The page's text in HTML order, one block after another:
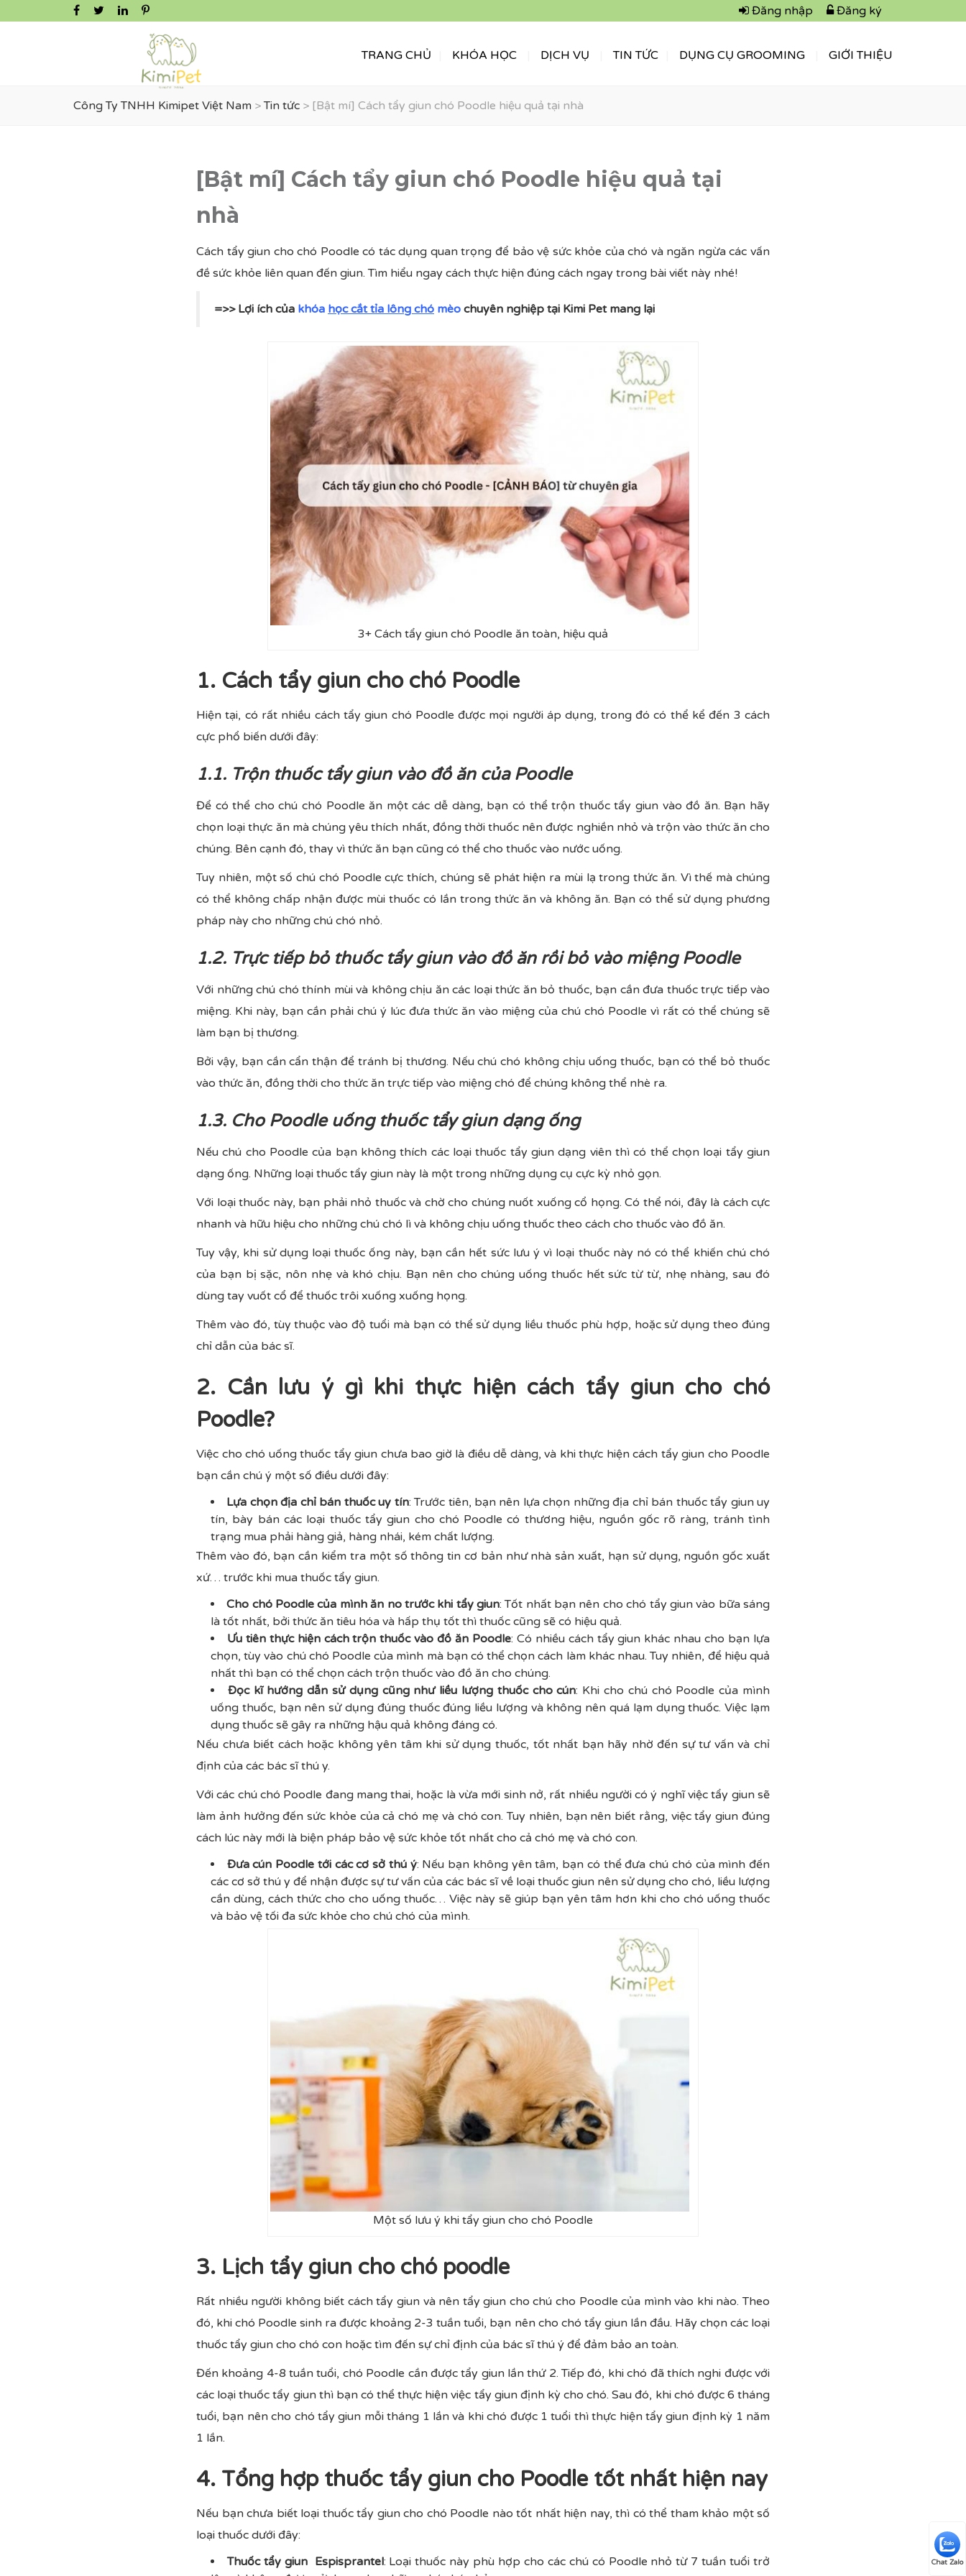
Đăng nhập Đăng ký
TRANG CHỦ KHÓA HỌC DỊCH VỤ TIN TỨC DỤNG CỤ GROOMING GIỚI THIỆU
Công Ty TNHH Kimipet Việt Nam >Tin tức > [Bật mí] Cách tẩy giun chó Poodle hiệu quả tại nhà
[Bật mí] Cách tẩy giun chó Poodle hiệu quả tại
nhà
Cách tẩy giun cho chó Poodle có tác dụng quan trọng để bảo vệ sức khỏe của chó và ngăn ngừa các vấn
đề sức khỏe liên quan đến giun. Tìm hiểu ngay cách thực hiện đúng cách ngay trong bài viết này nhé!
=>> Lợi ích của khóa học cắt tỉa lông chó mèo chuyên nghiệp tại Kimi Pet mang lại
3+ Cách tẩy giun chó Poodle ăn toàn, hiệu quả
1. Cách tẩy giun cho chó Poodle
Hiện tại, có rất nhiều cách tẩy giun chó Poodle được mọi người áp dụng, trong đó có thể kể đến 3 cách
cực phổ biến dưới đây:
1.1. Trộn thuốc tẩy giun vào đồ ăn của Poodle
Để có thể cho chú chó Poodle ăn một các dễ dàng, bạn có thể trộn thuốc tẩy giun vào đồ ăn. Bạn hãy
chọn loại thực ăn mà chúng yêu thích nhất, đồng thời thuốc nên được nghiền nhỏ và trộn vào thức ăn cho
chúng. Bên cạnh đó, thay vì thức ăn bạn cũng có thể cho thuốc vào nước uống.
Tuy nhiên, một số chú chó Poodle cực thích, chúng sẽ phát hiện ra mùi lạ trong thức ăn. Vì thế mà chúng
có thể không chấp nhận được mùi thuốc có lần trong thức ăn và không ăn. Bạn có thể sử dụng phương
pháp này cho những chú chó nhỏ.
1.2. Trực tiếp bỏ thuốc tẩy giun vào đồ ăn rồi bỏ vào miệng Poodle
Với những chú chó thính mùi và không chịu ăn các loại thức ăn bỏ thuốc, bạn cần đưa thuốc trực tiếp vào
miệng. Khi này, bạn cần phải chú ý lúc đưa thức ăn vào miệng của chú chó Poodle vì rất có thể chúng sẽ
làm bạn bị thương.
Bởi vậy, bạn cần cẩn thận để tránh bị thương. Nếu chú chó không chịu uống thuốc, bạn có thể bỏ thuốc
vào thức ăn, đồng thời cho thức ăn trực tiếp vào miệng chó để chúng không thể nhè ra.
1.3. Cho Poodle uống thuốc tẩy giun dạng ống
Nếu chú cho Poodle của bạn không thích các loại thuốc tẩy giun dạng viên thì có thể chọn loại tẩy giun
dạng ống. Những loại thuốc tẩy giun này là một trong những dụng cụ cực kỳ nhỏ gọn.
Với loại thuốc này, bạn phải nhỏ thuốc và chờ cho chúng nuốt xuống cổ họng. Có thể nói, đây là cách cực
nhanh và hữu hiệu cho những chú chó lì và không chịu uống thuốc theo cách cho thuốc vào đồ ăn.
Tuy vậy, khi sử dụng loại thuốc ống này, bạn cần hết sức lưu ý vì loại thuốc này nó có thể khiến chú chó
của bạn bị sặc, nôn nhẹ và khó chịu. Bạn nên cho chúng uống thuốc hết sức từ từ, nhẹ nhàng, sau đó
dùng tay vuốt cổ để thuốc trôi xuống xuống họng.
Thêm vào đó, tùy thuộc vào độ tuổi mà bạn có thể sử dụng liều thuốc phù hợp, hoặc sử dụng theo đúng
chỉ dẫn của bác sĩ.
2. Cần lưu ý gì khi thực hiện cách tẩy giun cho chó
Poodle?
Việc cho chó uống thuốc tẩy giun chưa bao giờ là điều dễ dàng, và khi thực hiện cách tẩy giun cho Poodle
bạn cần chú ý một số điều dưới đây:
Lựa chọn địa chỉ bán thuốc uy tín: Trước tiên, bạn nên lựa chọn những địa chỉ bán thuốc tẩy giun uy
tín, bày bán các loại thuốc tẩy giun cho chó Poodle có thương hiệu, nguồn gốc rõ ràng, tránh tình
trạng mua phải hàng giả, hàng nhái, kém chất lượng.
Thêm vào đó, bạn cần kiểm tra một số thông tin cơ bản như nhà sản xuất, hạn sử dụng, nguồn gốc xuất
xứ… trước khi mua thuốc tẩy giun.
Cho chó Poodle của mình ăn no trước khi tẩy giun: Tốt nhất bạn nên cho chó tẩy giun vào bữa sáng
là tốt nhất, bởi thức ăn tiêu hóa và hấp thụ tốt thì thuốc cũng sẽ có hiệu quả.
Ưu tiên thực hiện cách trộn thuốc vào đồ ăn Poodle: Có nhiều cách tẩy giun khác nhau cho bạn lựa
chọn, tùy vào chú chó Poodle của mình mà bạn có thể chọn cách làm khác nhau. Tuy nhiên, để hiệu quả
nhất thì bạn có thể chọn cách trộn thuốc vào đồ ăn cho chúng.
Đọc kĩ hướng dẫn sử dụng cũng như liều lượng thuốc cho cún: Khi cho chú chó Poodle của mình
uống thuốc, bạn nên sử dụng đúng thuốc đúng liều lượng và không nên quá lạm dụng thuốc. Việc lạm
dụng thuốc sẽ gây ra những hậu quả không đáng có.
Nếu chưa biết cách hoặc không yên tâm khi sử dụng thuốc, tốt nhất bạn hãy nhờ đến sự tư vấn và chỉ
định của các bác sĩ thú y.
Với các chú chó Poodle đang mang thai, hoặc là vừa mới sinh nở, rất nhiều người có ý nghĩ việc tẩy giun sẽ
làm ảnh hưởng đến sức khỏe của cả chó mẹ và chó con. Tuy nhiên, bạn nên biết rằng, việc tẩy giun đúng
cách lúc này mới là biện pháp bảo vệ sức khỏe tốt nhất cho cả chó mẹ và chó con.
Đưa cún Poodle tới các cơ sở thú ý: Nếu bạn không yên tâm, bạn có thể đưa chú chó của mình đến
các cơ sở thú y để nhận được sự tư vấn của các bác sĩ về loại thuốc giun nên sử dụng cho chó, liều lượng
cần dùng, cách thức cho cho uống thuốc… Việc này sẽ giúp bạn yên tâm hơn khi cho chó uống thuốc
và bảo vệ tối đa sức khỏe cho chú chó của mình.
Một số lưu ý khi tẩy giun cho chó Poodle
3. Lịch tẩy giun cho chó poodle
Rất nhiều người không biết cách tẩy giun và nên tẩy giun cho chú cho Poodle của mình vào khi nào. Theo
đó, khi chó Poodle sinh ra được khoảng 2-3 tuần tuổi, bạn nên cho chó tẩy giun lần đầu. Hãy chọn các loại
thuốc tẩy giun cho chó con hoặc tìm đến sự chỉ định của bác sĩ thú ý để đảm bảo an toàn.
Đến khoảng 4-8 tuần tuổi, chó Poodle cần được tẩy giun lần thứ 2. Tiếp đó, khi chó đã thích nghi được với
các loại thuốc tẩy giun thì bạn có thể thực hiện việc tẩy giun định kỳ cho chó. Sau đó, khi chó được 6 tháng
tuổi, bạn nên cho chó tẩy giun mỗi tháng 1 lần và khi chó được 1 tuổi thì thực hiện tẩy giun định kỳ 1 năm
1 lần.
4. Tổng hợp thuốc tẩy giun cho Poodle tốt nhất hiện nay
Nếu bạn chưa biết loại thuốc tẩy giun cho chó Poodle nào tốt nhất hiện nay, thì có thể tham khảo một số
loại thuốc dưới đây:
Thuốc tẩy giun Espisprantel: Loại thuốc này phù hợp cho các chú có Poodle nhỏ từ 7 tuần tuổi trở
Chat Zalo